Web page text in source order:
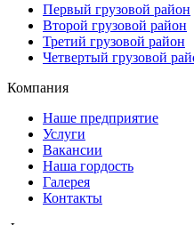
Первый грузовой район
Второй грузовой район
Третий грузовой район
Четвертый грузовой
Компания
Наше предприятие
Услуги
Вакансии
Наша гордость
Галерея
Контакты